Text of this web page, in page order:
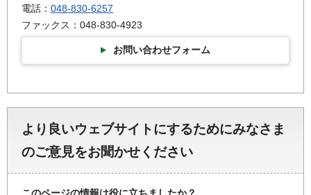
電話： 048-830-6257
ファックス：048-830-4923
お問い合わせフォーム
より良いウェブサイトにするためにみなさま
のご意見をお聞かせください
このページの情報は役に立ちましたか？